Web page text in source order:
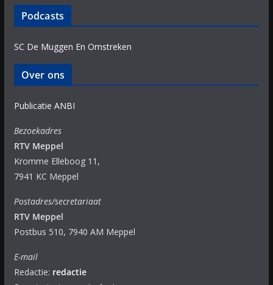
Podcasts
SC De Muggen En Omstreken
Over ons
Publicatie ANBI
Bezoekadres
RTV Meppel
Kromme Elleboog 11,
7941 KC Meppel
Postadres/secretariaat
RTV Meppel
Postbus 510, 7940 AM Meppel
E-mail
Redactie: redactie